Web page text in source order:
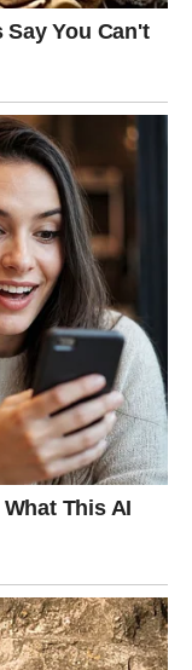
tuđeg aplauza.”
MIR U
razjašnjenje.
tebe je to
magla, kad
završetak
da ne
kontrolom da bi